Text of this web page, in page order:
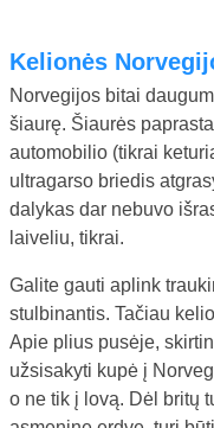
Kelionės
Norvegijos bitai
šiaurę. Šiaurės
automobilio (tikrai
ultragarso briedis
dalykas dar nebuvo
laiveliu, tikrai.
Galite gauti aplink
stulbinantis. Tačiau
Apie plius pusėje,
užsisakyti kupė į
o ne tik į lovą. Dėl britų